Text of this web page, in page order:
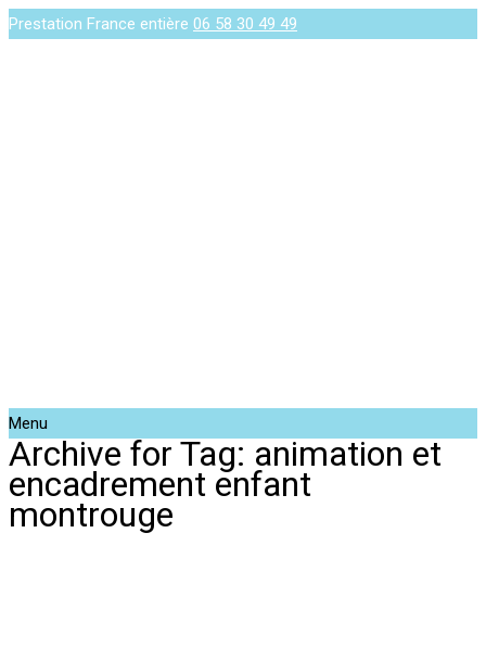
Prestation France entière 06 58 30 49 49
Menu
Archive for Tag: animation et
encadrement enfant
montrouge